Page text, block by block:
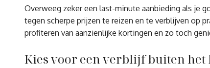
Overweeg zeker een last-minute aanbieding als je
tegen scherpe prijzen te reizen en te verblijven op
profiteren van aanzienlijke kortingen en zo toch
Kies voor een verblijf buiten het